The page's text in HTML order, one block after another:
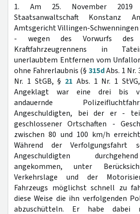
1. Am 25. November 2019
Staatsanwaltschaft Konstanz
Amtsgericht Villingen-
- wegen des Vorwurfs des
Kraftfahrzeugrennens in
unerlaubtem Entfernen vom
ohne Fahrerlaubnis (§ 315dAbs. 1 Nr.
Nr. 1 StGB, § 21 Abs. 1 Nr. 1
Angeklagt war eine drei bis
andauernde
Angeschuldigten, bei der er -
geschlossener Ortschaften -
zwischen 80 und 100 km/h
Während der Verfolgungsfahrt
Angeschuldigten
angekommen, unter
Verkehrslage und der
Fahrzeugs möglichst schnell zu
diese Weise die ihn verfolgenden
abzuschütteln. Er habe dabei